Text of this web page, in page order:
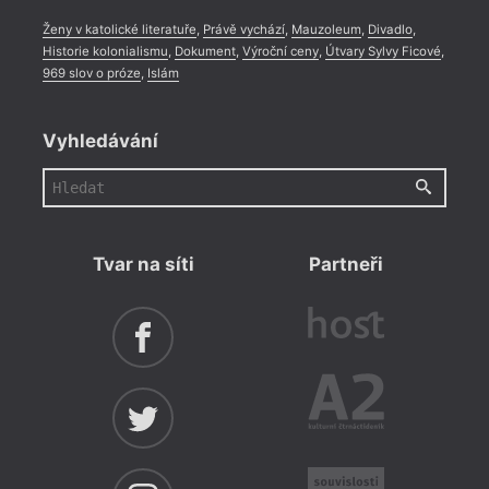
Ženy v katolické literatuře, Právě vychází, Mauzoleum, Divadlo,
Historie kolonialismu, Dokument, Výroční ceny, Útvary Sylvy Ficové,
969 slov o próze, Islám
Vyhledávání
Tvar na síti Partneři